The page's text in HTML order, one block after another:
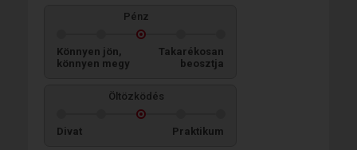
Pénz
Könnyen jön,
könnyen megy
Takarékosan
beosztja
Öltözködés
Divat Praktikum